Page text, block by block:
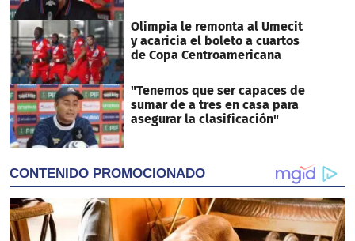
Olimpia le remonta al Umecit
y acaricia el boleto a cuartos
de Copa Centroamericana
"Tenemos que ser capaces de
sumar de a tres en casa para
asegurar la clasificación"